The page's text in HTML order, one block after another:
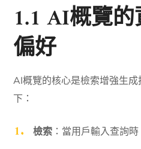
1.1 AI概覽
偏好
AI概覽的核心是檢索增強生
下：
檢索：當用戶輸入查詢